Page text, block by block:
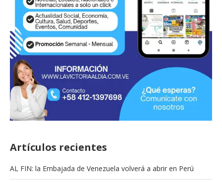
Artículos recientes
AL FIN: la Embajada de Venezuela volverá a abrir en Perú